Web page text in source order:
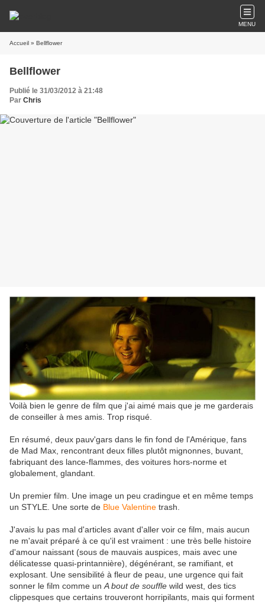
MENU
Accueil » Bellflower
Bellflower
Publié le 31/03/2012 à 21:48
Par Chris
Voilà bien le genre de film que j'ai aimé mais que je me garderais
de conseiller à mes amis. Trop risqué.
En résumé, deux pauv'gars dans le fin fond de l'Amérique, fans
de Mad Max, rencontrant deux filles plutôt mignonnes, buvant,
fabriquant des lance-flammes, des voitures hors-norme et
globalement, glandant.
Un premier film. Une image un peu cradingue et en même temps
un STYLE. Une sorte de Blue Valentine trash.
J'avais lu pas mal d'articles avant d'aller voir ce film, mais aucun
ne m'avait préparé à ce qu'il est vraiment : une très belle histoire
d'amour naissant (sous de mauvais auspices, mais avec une
délicatesse quasi-printannière), dégénérant, se ramifiant, et
explosant. Une sensibilité à fleur de peau, une urgence qui fait
sonner le film comme un A bout de souffle wild west, des tics
clippesques que certains trouveront horripilants, mais qui forment